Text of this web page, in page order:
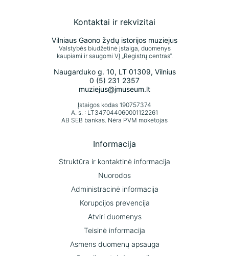
Kontaktai ir rekvizitai
Vilniaus Gaono žydų istorijos muziejus
Valstybės biudžetinė įstaiga, duomenys
kaupiami ir saugomi VĮ „Registrų centras“.
Naugarduko g. 10, LT 01309, Vilnius
0 (5) 231 2357
muziejus@jmuseum.lt
Įstaigos kodas 190757374
A. s. : LT347044060001122261
AB SEB bankas. Nėra PVM mokėtojas
Informacija
Struktūra ir kontaktinė informacija
Nuorodos
Administracinė informacija
Korupcijos prevencija
Atviri duomenys
Teisinė informacija
Asmens duomenų apsauga